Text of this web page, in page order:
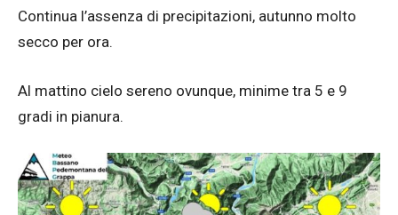
Continua l’assenza di precipitazioni, autunno molto
secco per ora.
Al mattino cielo sereno ovunque, minime tra 5 e 9
gradi in pianura.